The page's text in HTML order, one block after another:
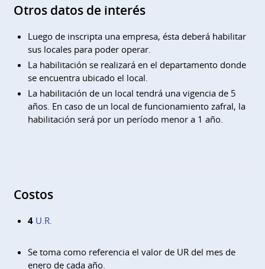
Otros datos de interés
Luego de inscripta una empresa, ésta deberá habilitar
sus locales para poder operar.
La habilitación se realizará en el departamento donde
se encuentra ubicado el local.
La habilitación de un local tendrá una vigencia de 5
años. En caso de un local de funcionamiento zafral, la
habilitación será por un período menor a 1 año.
Costos
4 U.R.
Se toma como referencia el valor de UR del mes de
enero de cada año.